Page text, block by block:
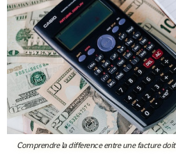
Comprendre la difference entre une facture